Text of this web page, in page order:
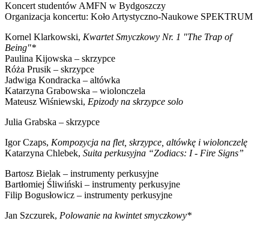
Koncert studentów AMFN w Bydgoszczy
Organizacja koncertu: Koło Artystyczno-Naukowe SPEKTRUM
Kornel Klarkowski, Kwartet Smyczkowy Nr. 1 "The Trap of
Being"*
Paulina Kijowska – skrzypce
Róża Prusik – skrzypce
Jadwiga Kondracka – altówka
Katarzyna Grabowska – wiolonczela
Mateusz Wiśniewski, Epizody na skrzypce solo
Julia Grabska – skrzypce
Igor Czaps, Kompozycja na flet, skrzypce, altówkę i wiolonczelę
Katarzyna Chlebek, Suita perkusyjna “Zodiacs: I - Fire Signs”
Bartosz Bielak – instrumenty perkusyjne
Bartłomiej Śliwiński – instrumenty perkusyjne
Filip Bogusłowicz – instrumenty perkusyjne
Jan Szczurek, Polowanie na kwintet smyczkowy*